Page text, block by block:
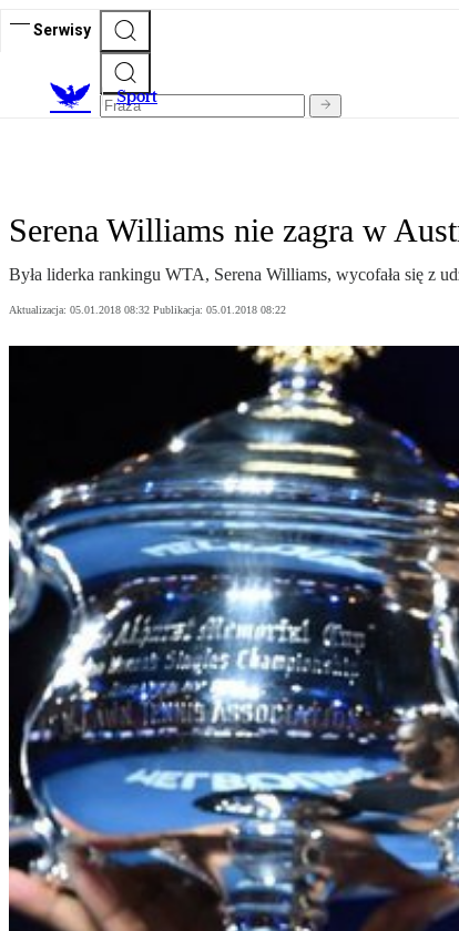
Serwisy
Sport
Serena Williams nie zagra w
Była liderka rankingu WTA, Serena Williams, wycofała się z
Aktualizacja: 05.01.2018 08:32 Publikacja: 05.01.2018 08:22